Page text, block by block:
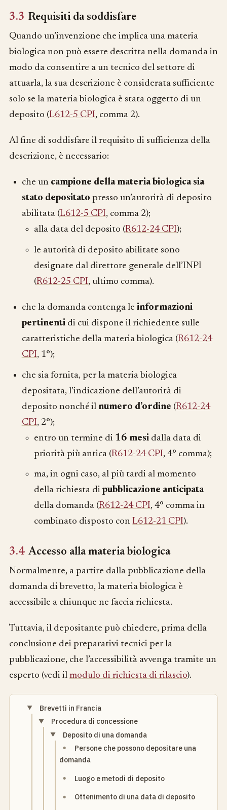
3.3 Requisiti da soddisfare
Quando un’invenzione che implica una materia
biologica non può essere descritta nella domanda in
modo da consentire a un tecnico del settore di
attuarla, la sua descrizione è considerata sufficiente
solo se la materia biologica è stata oggetto di un
deposito (L612-5 CPI, comma 2).
Al fine di soddisfare il requisito di sufficienza della
descrizione, è necessario:
che un campione della materia biologica sia
stato depositato presso un’autorità di deposito
abilitata (L612-5 CPI, comma 2);
alla data del deposito (R612-24 CPI);
le autorità di deposito abilitate sono
designate dal direttore generale dell’INPI
(R612-25 CPI, ultimo comma).
che la domanda contenga le informazioni
pertinentidi cui dispone il richiedente sulle
caratteristiche della materia biologica (R612-24
CPI, 1°);
che sia fornita, per la materia biologica
depositata, l’indicazione dell’autorità di
deposito nonché il numero d’ordine (R612-24
CPI, 2°);
entro un termine di 16 mesi dalla data di
priorità più antica (R612-24 CPI, 4° comma);
ma, in ogni caso, al più tardi al momento
della richiesta dipubblicazione anticipata
della domanda (R612-24 CPI, 4° comma in
combinato disposto conL612-21 CPI).
3.4 Accesso alla materia biologica
Normalmente, a partire dalla pubblicazione della
domanda di brevetto, la materia biologica è
accessibile a chiunque ne faccia richiesta.
Tuttavia, il depositante può chiedere, prima della
conclusione dei preparativi tecnici per la
pubblicazione, che l’accessibilità avvenga tramite un
esperto (vedi il modulo di richiesta di rilascio).
Brevetti in Francia
Procedura di concessione
Deposito di una domanda
Persone che possono depositare una
domanda
Luogo e metodi di deposito
Ottenimento di una data di deposito